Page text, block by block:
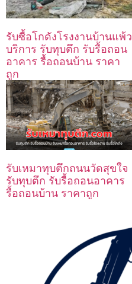
รับซื้อโกดังโรงงานบ้านแพ้ว
บริการ รับทุบตึก รับรื้อถอน
อาคาร รื้อถอนบ้าน ราคา
ถูก
รับเหมาทุบตึกถนนวัดสุขใจ
รับทุบตึก รับรื้อถอนอาคาร
รื้อถอนบ้าน ราคาถูก